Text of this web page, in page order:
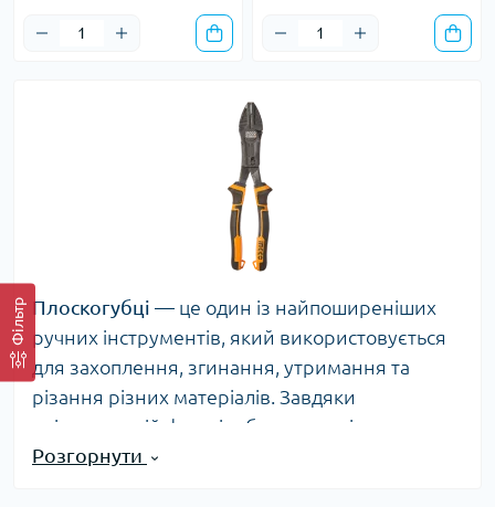
Фільтр Плоскогубці — це один із найпоширеніших
ручних інструментів, який використовується
для захоплення, згинання, утримання та
різання різних матеріалів. Завдяки
універсальній формі губок, вони підходять як
для грубих, так і для точних робіт.
Розгорнути